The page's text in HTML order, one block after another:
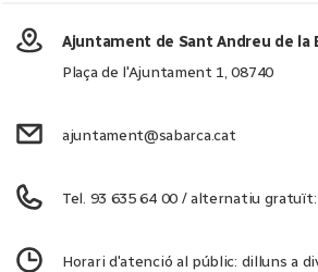
Ajuntament de Sant Andreu de la
Plaça de l'Ajuntament 1, 08740
ajuntament@sabarca.cat
Tel. 93 635 64 00 / alternatiu gratuït:
Horari d'atenció al públic: dilluns a